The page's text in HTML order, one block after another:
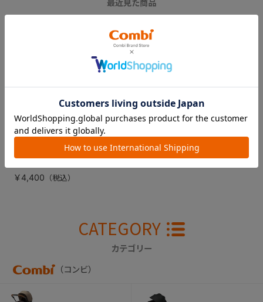
最近見た商品
【販売終了】クルム
ーヴ エッグショッ
ク Ｓ（ブラッ
ク） インナークッ
ション（頭部用）
￥4,400
CATEGORY
カテゴリー
（コンビ）